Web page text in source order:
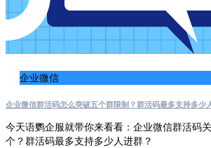
企业微信
企业微信群活码怎么突破五个群限制？群活码最多支持多少
今天语鹦企服就带你来看看：企业微信群活码
个？群活码最多支持多少人进群？